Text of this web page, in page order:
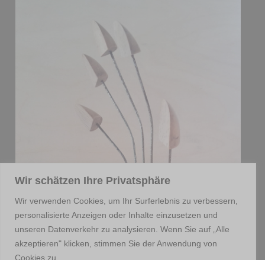
Wir schätzen Ihre Privatsphäre
Wir verwenden Cookies, um Ihr Surferlebnis zu verbessern,
personalisierte Anzeigen oder Inhalte einzusetzen und
unseren Datenverkehr zu analysieren. Wenn Sie auf „Alle
akzeptieren" klicken, stimmen Sie der Anwendung von
Cookies zu.